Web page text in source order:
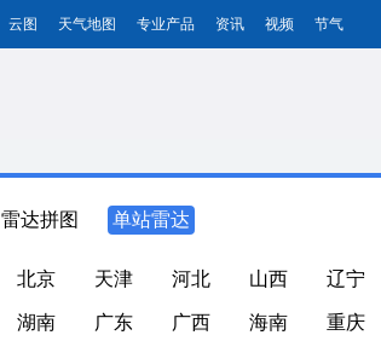
云图 天气地图 专业产品 资讯 视频 节气
雷达拼图 单站雷达
北京 天津 河北 山西 辽宁
湖南 广东 广西 海南 重庆